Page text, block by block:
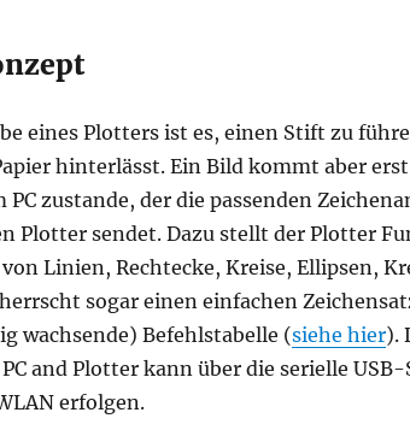
eines Plotters ist es, einen Stift zu
hinterlässt. Ein Bild kommt aber
PC zustande, der die passenden
Plotter sendet. Dazu stellt der Plotter
Linien, Rechtecke, Kreise, Ellipsen,
sogar einen einfachen
wachsende) Befehlstabelle (siehe hier).
and Plotter kann über die serielle
erfolgen.